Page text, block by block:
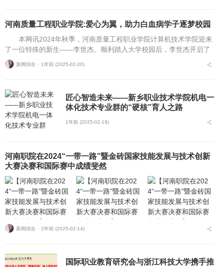
河南质量工程职业学院:爱心为翼，助力白血病学子逐梦校园
本网讯2024年秋季，河南质量工程职业学院计算机技术学院迎来
了一位特殊的新生——李世杰。顺利踏入大学校园后，李世杰开启了
人生的崭新篇章。在与白血病的长期斗争中，他充分展现了坚韧不拔
的毅力和对知识...
新闻综合 ⋅ 1年前 (2025-02-20)
匠心智造未来——新乡职业技术学院机电一
体化技术专业群的“硬核”育人之路
1年前 (2025-02-19)
河南职院在2024“一带一路”暨金砖国家技能发展与技术创新
大赛决赛和国际赛中成绩斐然
新闻综合 ⋅ 2年前 (2025-02-14)
国际职业教育研究会与浙江科技大学携手推